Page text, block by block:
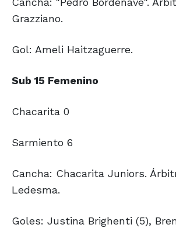
Grazziano.
Gol: Ameli Haitzaguerre.
Sub 15 Femenino
Chacarita 0
Sarmiento 6
Cancha: Chacarita Juniors.
Ledesma.
Goles: Justina Brighenti (5),